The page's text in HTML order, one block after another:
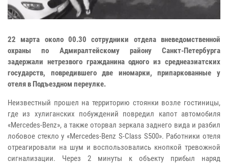
22 марта около 00.30 сотрудники отдела вневедомственной
охраны по Адмиралтейскому району Санкт-Петербурга
задержали нетрезвого гражданина одного из среднеазиатских
государств, повредившего две иномарки, припаркованные у
отеля в Подъездном переулке.
Неизвестный прошел на территорию стоянки возле гостиницы,
где из хулиганских побуждений повредил капот автомобиля
«Mercedes-Benz», а также оторвал зеркала заднего вида и разбил
лобовое стекло у «Mercedes-Benz S-Class S500». Работники отеля
отреагировали на шум и воспользовались кнопкой тревожной
сигнализации. Через 2 минуты к объекту прибыл наряд